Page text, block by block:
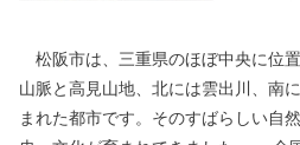
松阪市は、三重県のほぼ中央に位
山脈と高見山地、北には雲出川、南
まれた都市です。そのすばらしい自